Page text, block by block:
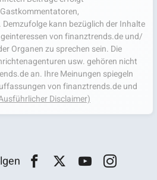
kann bezüglich der Inhalte
von finanztrends.de und/
Organen zu sprechen sein. Die
usw. gehören nicht
an. Ihre Meinungen spiegeln
von finanztrends.de und
Disclaimer)